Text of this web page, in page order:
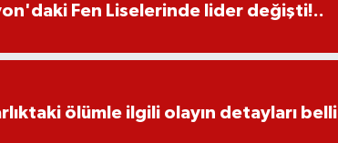
Fen Liselerinde lider değişti!..
ölümle ilgili olayın detayları belli